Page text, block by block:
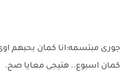
جورى مبتسمه:انا كمان بحبهم
كمان اسبوع.. هتيجى معايا صح.